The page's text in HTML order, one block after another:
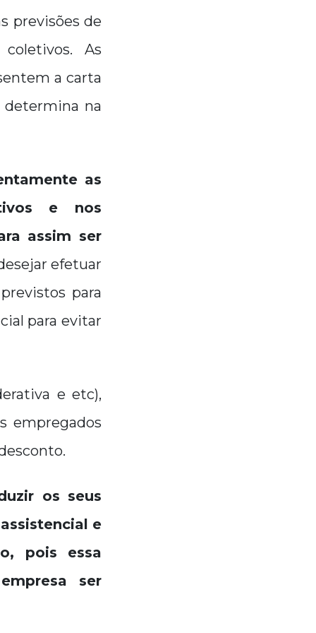
previsões de
As
a carta
determina na
as
e nos
assim ser
efetuar
para
para evitar
e etc),
empregados
os seus
e
pois essa
ser